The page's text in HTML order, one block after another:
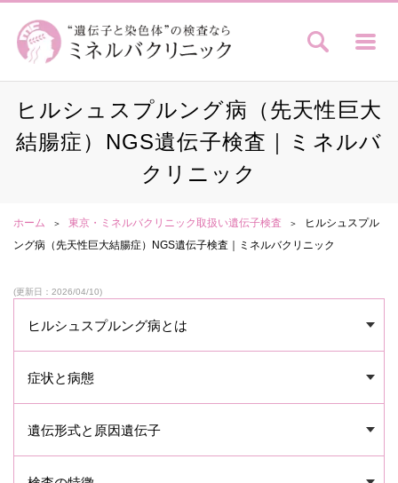
ヒルシュスプルング病（先天性巨大
結腸症）NGS遺伝子検査｜ミネルバ
クリニック
ホーム 東京・ミネルバクリニック取扱い遺伝子検査
ヒルシュスプル
ング病（先天性巨大結腸症）NGS遺伝子検査｜ミネルバクリニック
(更新日：2026/04/10)
ヒルシュスプルング病とは
症状と病態
遺伝形式と原因遺伝子